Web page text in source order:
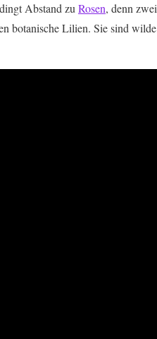
Abstand zu Rosen, denn zwei
botanische Lilien. Sie sind wilde